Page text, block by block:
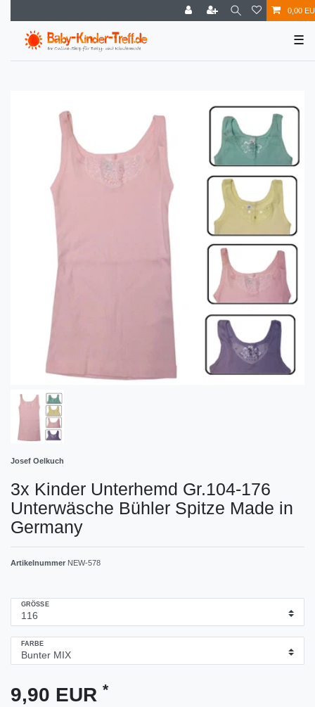
0,00
☰
Josef Oelkuch
3x Kinder Unterhemd Gr.104-176
Unterwäsche Bühler Spitze Made in
Germany
Artikelnummer NEW-578
GRÖSSE
FARBE
9,90 EUR *